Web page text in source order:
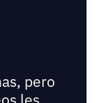
pero